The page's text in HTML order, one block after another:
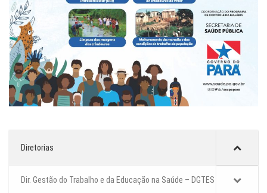
Diretorias
Dir. Gestão do Trabalho e da Educação na Saúde – DGTES